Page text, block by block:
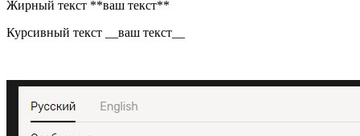
Жирный текст **ваш текст**
Курсивный текст __ваш текст__